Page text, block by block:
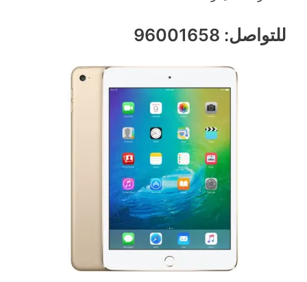
للتواصل: 96001658